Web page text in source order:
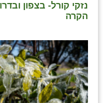
נזקי קורל- בצפון
הקרה